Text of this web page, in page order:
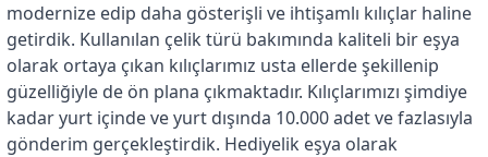
modernize edip daha gösterişli ve ihtişamlı kılıçlar haline
getirdik. Kullanılan çelik türü bakımında kaliteli bir eşya
olarak ortaya çıkan kılıçlarımız usta ellerde şekillenip
güzelliğiyle de ön plana çıkmaktadır. Kılıçlarımızı şimdiye
kadar yurt içinde ve yurt dışında 10.000 adet ve fazlasıyla
gönderim gerçekleştirdik. Hediyelik eşya olarak